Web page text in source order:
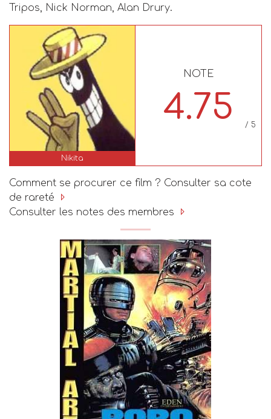
Tripos, Nick Norman, Alan Drury.
Nikita
NOTE
4.75 / 5
Comment se procurer ce film ? Consulter sa cote
de rareté
Consulter les notes des membres